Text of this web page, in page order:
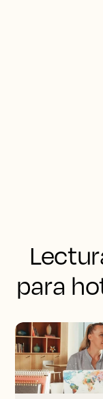
para